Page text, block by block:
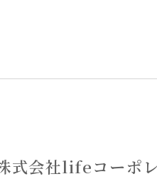
式会社lifeコーポ